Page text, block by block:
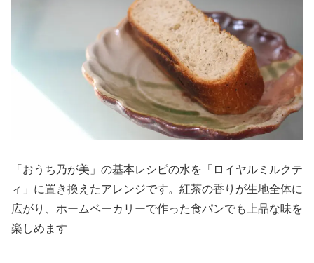
「おうち乃が美」の基本レシピの水を「ロイヤルミルクテ
ィ」に置き換えたアレンジです。紅茶の香りが生地全体に
広がり、ホームベーカリーで作った食パンでも上品な味を
楽しめます